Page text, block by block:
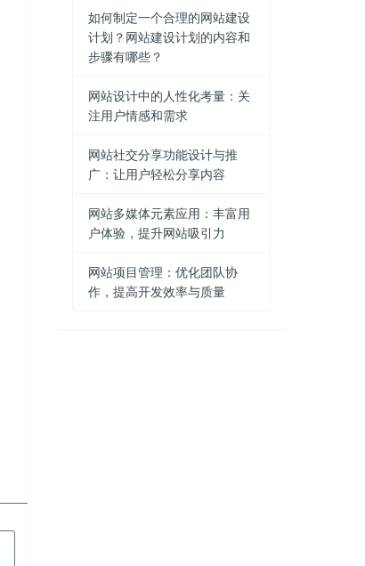
如何制定一个合理的网站建设
计划？网站建设计划的内容和
步骤有哪些？
网站设计中的人性化考量：关
注用户情感和需求
网站社交分享功能设计与推
广：让用户轻松分享内容
网站多媒体元素应用：丰富用
户体验，提升网站吸引力
网站项目管理：优化团队协
作，提高开发效率与质量